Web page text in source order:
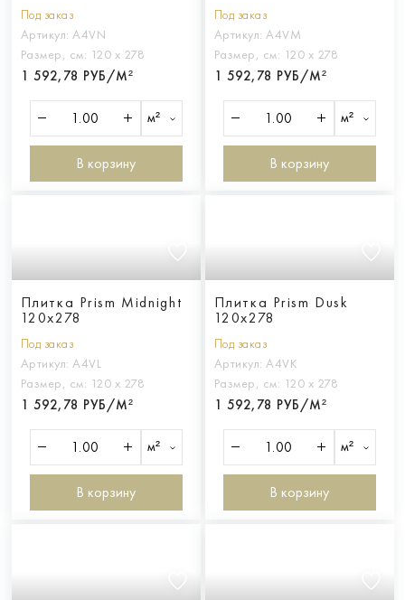
Под заказ
Артикул: A4VN
Размер, см: 120 х 278
1 592,78 РУБ/М²
м²
В корзину
Под заказ
Артикул: A4VM
Размер, см: 120 х 278
1 592,78 РУБ/М²
м²
В корзину
Плитка Prism Midnight
120x278
Под заказ
Артикул: A4VL
Размер, см: 120 х 278
1 592,78 РУБ/М²
м²
В корзину
Плитка Prism Dusk
120x278
Под заказ
Артикул: A4VK
Размер, см: 120 х 278
1 592,78 РУБ/М²
м²
В корзину